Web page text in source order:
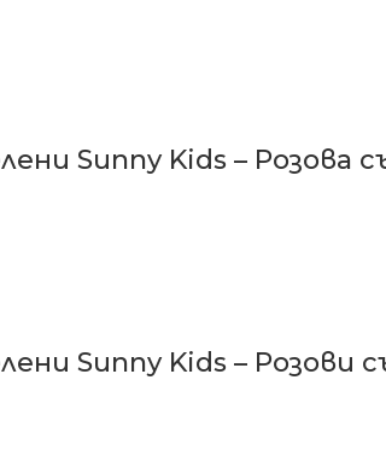
Sunny Kids – Розова
Sunny Kids – Розови